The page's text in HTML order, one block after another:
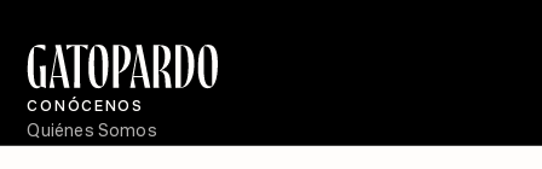
CONÓCENOS
Quiénes Somos